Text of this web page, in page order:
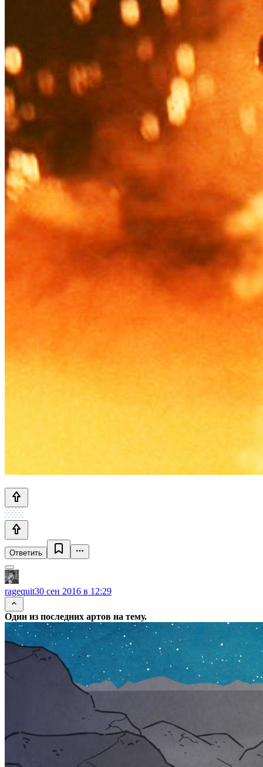
Ответить
ragequit30 сен 2016 в 12:29
Один из последних артов на тему.